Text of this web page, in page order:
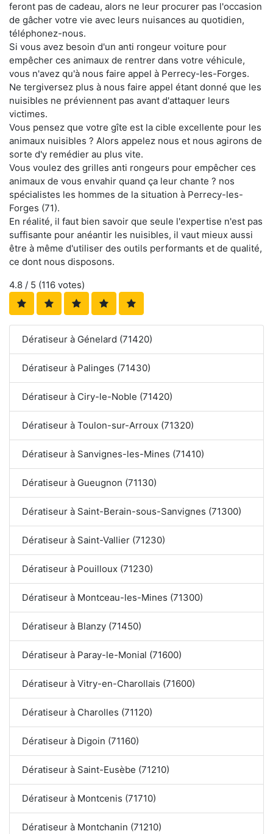
feront pas de cadeau, alors ne leur procurer pas l'occasion
de gâcher votre vie avec leurs nuisances au quotidien,
téléphonez-nous.
Si vous avez besoin d'un anti rongeur voiture pour
empêcher ces animaux de rentrer dans votre véhicule,
vous n'avez qu'à nous faire appel à Perrecy-les-Forges.
Ne tergiversez plus à nous faire appel étant donné que les
nuisibles ne préviennent pas avant d'attaquer leurs
victimes.
Vous pensez que votre gîte est la cible excellente pour les
animaux nuisibles ? Alors appelez nous et nous agirons de
sorte d'y remédier au plus vite.
Vous voulez des grilles anti rongeurs pour empêcher ces
animaux de vous envahir quand ça leur chante ? nos
spécialistes les hommes de la situation à Perrecy-les-
Forges (71).
En réalité, il faut bien savoir que seule l'expertise n'est pas
suffisante pour anéantir les nuisibles, il vaut mieux aussi
être à même d'utiliser des outils performants et de qualité,
ce dont nous disposons.
4.8 / 5 (116 votes)
Dératiseur à Génelard (71420)
Dératiseur à Palinges (71430)
Dératiseur à Ciry-le-Noble (71420)
Dératiseur à Toulon-sur-Arroux (71320)
Dératiseur à Sanvignes-les-Mines (71410)
Dératiseur à Gueugnon (71130)
Dératiseur à Saint-Berain-sous-Sanvignes (71300)
Dératiseur à Saint-Vallier (71230)
Dératiseur à Pouilloux (71230)
Dératiseur à Montceau-les-Mines (71300)
Dératiseur à Blanzy (71450)
Dératiseur à Paray-le-Monial (71600)
Dératiseur à Vitry-en-Charollais (71600)
Dératiseur à Charolles (71120)
Dératiseur à Digoin (71160)
Dératiseur à Saint-Eusèbe (71210)
Dératiseur à Montcenis (71710)
Dératiseur à Montchanin (71210)